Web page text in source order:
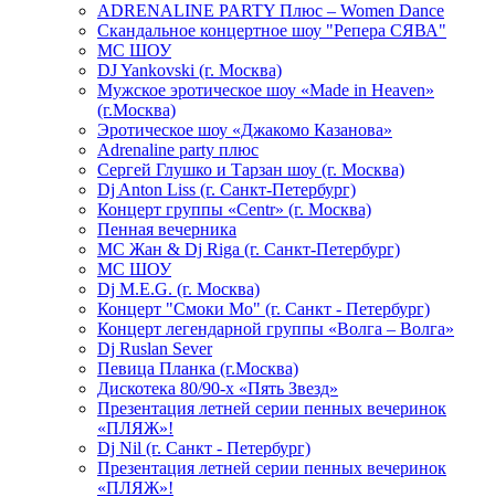
ADRENALINE PARTY Плюс – Women Dance
Скандальное концертное шоу "Репера СЯВА"
МС ШОУ
DJ Yankovski (г. Москва)
Мужское эротическое шоу «Made in Heaven»
(г.Москва)
Эротическое шоу «Джакомо Казанова»
Adrenaline party плюс
Сергей Глушко и Тарзан шоу (г. Москва)
Dj Anton Liss (г. Санкт-Петербург)
Концерт группы «Centr» (г. Москва)
Пенная вечерника
МС Жан & Dj Riga (г. Санкт-Петербург)
МС ШОУ
Dj M.E.G. (г. Москва)
Концерт "Смоки Мо" (г. Санкт - Петербург)
Концерт легендарной группы «Волга – Волга»
Dj Ruslan Sever
Певица Планка (г.Москва)
Дискотека 80/90-х «Пять Звезд»
Презентация летней серии пенных вечеринок
«ПЛЯЖ»!
Dj Nil (г. Санкт - Петербург)
Презентация летней серии пенных вечеринок
«ПЛЯЖ»!